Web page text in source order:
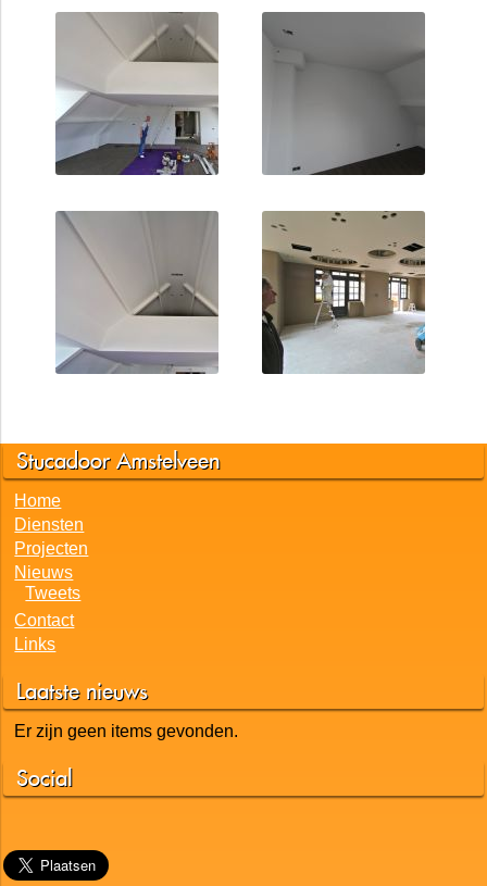
Stucadoor Amstelveen
Home
Diensten
Projecten
Nieuws
Tweets
Contact
Links
Laatste nieuws
Er zijn geen items gevonden.
Social